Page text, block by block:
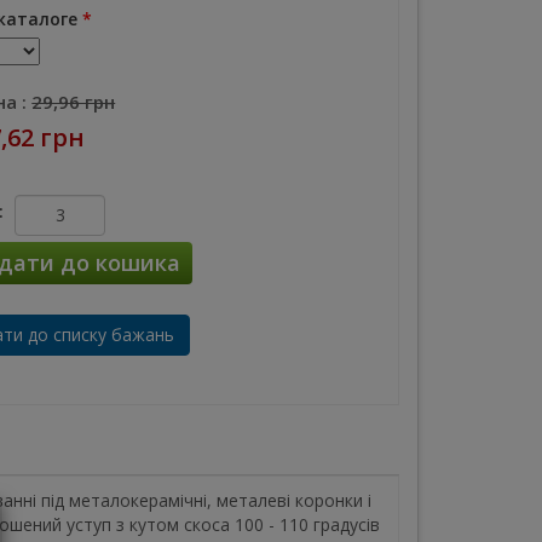
*
: 29,96 грн
грн
до кошика
до списку бажань
під металокерамічні, металеві коронки і
уступ з кутом скоса 100 - 110 градусів